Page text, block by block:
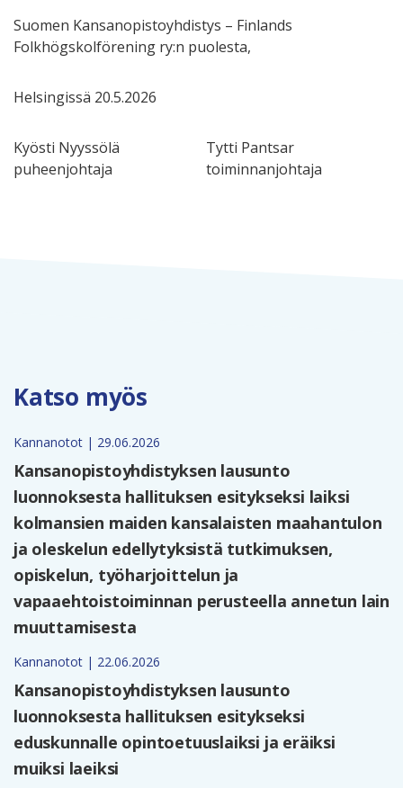
Suomen Kansanopistoyhdistys – Finlands
Folkhögskolförening ry:n puolesta,
Helsingissä 20.5.2026
Kyösti Nyyssölä Tytti Pantsar
puheenjohtaja toiminnanjohtaja
Katso myös
Kannanotot | 29.06.2026
Kansanopistoyhdistyksen lausunto
luonnoksesta hallituksen esitykseksi laiksi
kolmansien maiden kansalaisten maahantulon
ja oleskelun edellytyksistä tutkimuksen,
opiskelun, työharjoittelun ja
vapaaehtoistoiminnan perusteella annetun lain
muuttamisesta
Kannanotot | 22.06.2026
Kansanopistoyhdistyksen lausunto
luonnoksesta hallituksen esitykseksi
eduskunnalle opintoetuuslaiksi ja eräiksi
muiksi laeiksi